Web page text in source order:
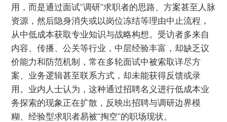
用，而是通过面试“调研”求职者的思路、方案甚至人脉
资源，然后隐身消失或以岗位冻结等理由中止流程，
从中低成本获取专业知识与战略构想。受访者多来自
内容、传播、公关等行业，中层经验丰富，却缺乏议
价能力和防范机制，常在多轮面试中被索取详尽方
案、业务逻辑甚至联系方式，却未能获得反馈或录
用。业内人士认为，这种通过招聘名义进行低成本业
务探索的现象正在扩散，反映出招聘与调研边界模
糊、经验型求职者易被“掏空”的职场现状。